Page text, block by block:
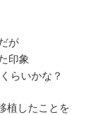
が
印象
らいかな？
植したことを